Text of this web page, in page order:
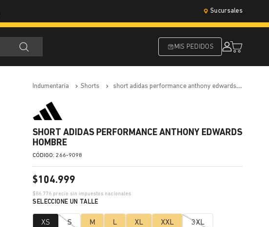
Sucursales
MIS PEDIDOS
indumentaria shorts short adidas performance anthony edwards hombre
SHORT ADIDAS PERFORMANCE ANTHONY EDWARDS
HOMBRE
:266-9098
$104.999
$86.776 precio sin impuestos nacionales
XS S M L XL XXL 3XL